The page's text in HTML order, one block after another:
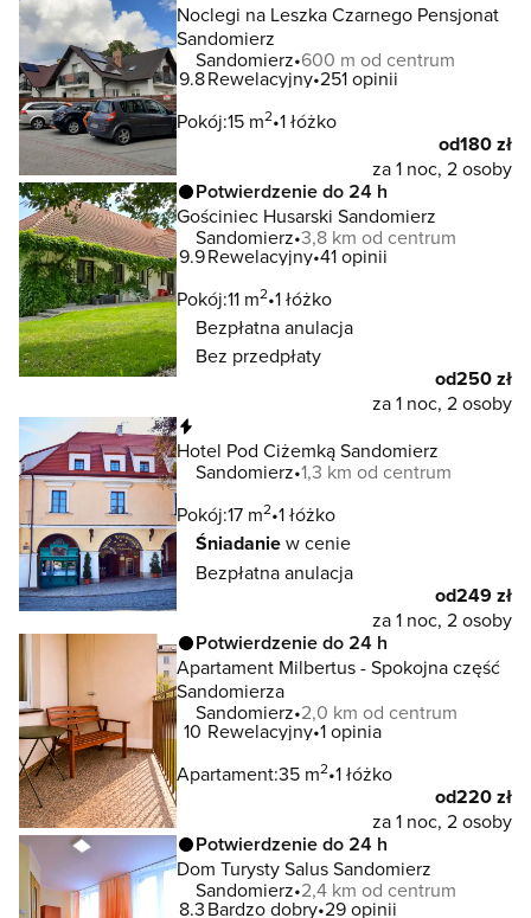
Noclegi na Leszka Czarnego Pensjonat
Sandomierz
Sandomierz 600 m od centrum
9.8Rewelacyjny 251 opinii
Pokój:15 m2 1 łóżko
od180 zł
za 1 noc, 2 osoby
Potwierdzenie do 24 h
Gościniec Husarski Sandomierz
Sandomierz 3,8 km od centrum
9.9Rewelacyjny 41 opinii
Pokój:11 m2 1 łóżko
Bezpłatna anulacja
Bez przedpłaty
od250 zł
za 1 noc, 2 osoby
Hotel Pod Ciżemką Sandomierz
Sandomierz 1,3 km od centrum
Pokój:17 m2 1 łóżko
Śniadaniew cenie
Bezpłatna anulacja
od249 zł
za 1 noc, 2 osoby
Potwierdzenie do 24 h
Apartament Milbertus - Spokojna część
Sandomierza
Sandomierz 2,0 km od centrum
10 Rewelacyjny 1 opinia
Apartament:35 m2 1 łóżko
od220 zł
za 1 noc, 2 osoby
Potwierdzenie do 24 h
Dom Turysty Salus Sandomierz
Sandomierz 2,4 km od centrum
8.3Bardzo dobry 29 opinii